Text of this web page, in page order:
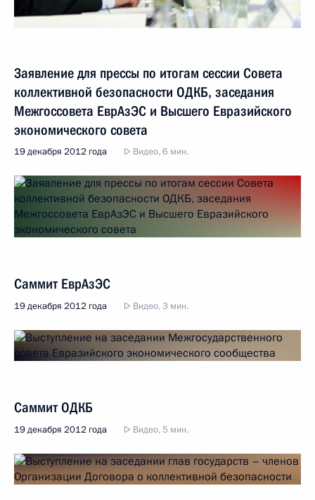
Заявление для прессы по итогам сессии Совета
коллективной безопасности ОДКБ, заседания
Межгоссовета ЕврАзЭС и Высшего Евразийского
экономического совета
19 декабря 2012 года Видео, 6 мин.
Саммит ЕврАзЭС
19 декабря 2012 года Видео, 3 мин.
Саммит ОДКБ
19 декабря 2012 года Видео, 5 мин.